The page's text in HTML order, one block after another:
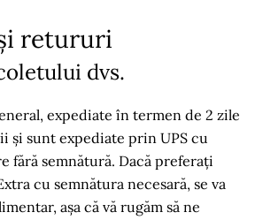
retururi
dvs.
expediate în termen de 2 zile
și sunt expediate prin UPS cu
fără semnătură. Dacă preferați
cu semnătura necesară, se va
așa că vă rugăm să ne